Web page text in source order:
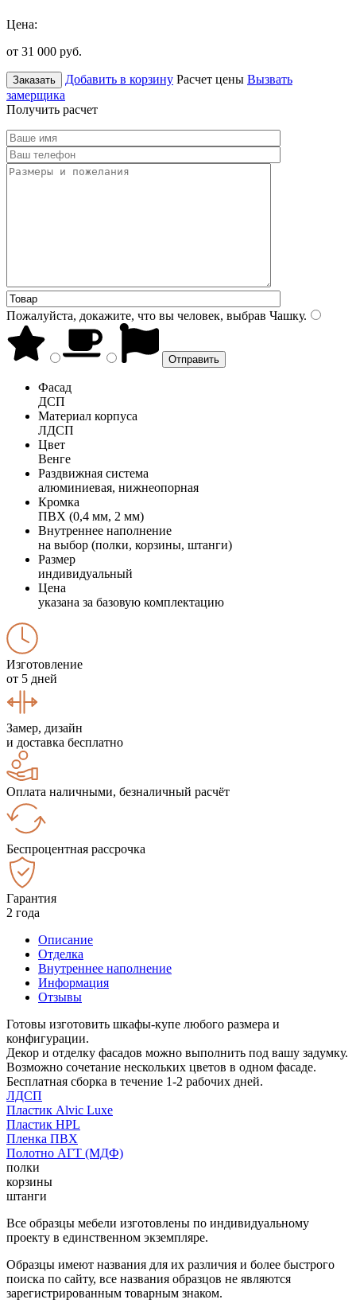
Цена:
от 31 000 руб.
Заказать Добавить в корзину Расчет цены Вызвать
замерщика
Получить расчет
Пожалуйста, докажите, что вы человек, выбрав Чашку.
Фасад
ДСП
Материал корпуса
ЛДСП
Цвет
Венге
Раздвижная система
алюминиевая, нижнеопорная
Кромка
ПВХ (0,4 мм, 2 мм)
Внутреннее наполнение
на выбор (полки, корзины, штанги)
Размер
индивидуальный
Цена
указана за базовую комплектацию
Изготовление
от 5 дней
Замер, дизайн
и доставка бесплатно
Оплата наличными, безналичный расчёт
Беспроцентная рассрочка
Гарантия
2 года
Описание
Отделка
Внутреннее наполнение
Информация
Отзывы
Готовы изготовить шкафы-купе любого размера и
конфигурации.
Декор и отделку фасадов можно выполнить под вашу задумку.
Возможно сочетание нескольких цветов в одном фасаде.
Бесплатная сборка в течение 1-2 рабочих дней.
ЛДСП
Пластик Alvic Luxe
Пластик HPL
Пленка ПВХ
Полотно АГТ (МДФ)
полки
корзины
штанги
Все образцы мебели изготовлены по индивидуальному
проекту в единственном экземпляре.
Образцы имеют названия для их различия и более быстрого
поиска по сайту, все названия образцов не являются
зарегистрированным товарным знаком.